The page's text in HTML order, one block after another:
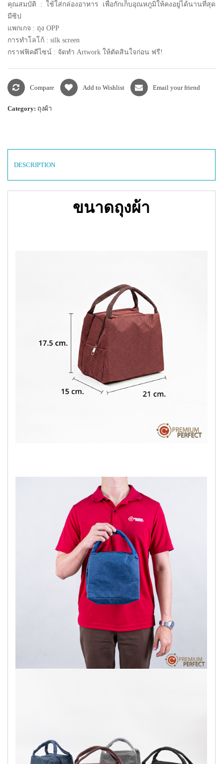
คุณสมบัติ : ใช้ใส่กล่องอาหาร เพื่อกักเก็บอุณหภูมิให้คงอยู่ได้นานที่สุด
มีซิป
แพกเกจ : ถุง OPP
การทำโลโก้ : silk screen
กราฟฟิคดีไซน์ : จัดทำ Artwork ให้ตัดสินใจก่อน ฟรี!
Compare Add to Wishlist Email your friend
Category: ถุงผ้า
DESCRIPTION
ขนาดถุงผ้า